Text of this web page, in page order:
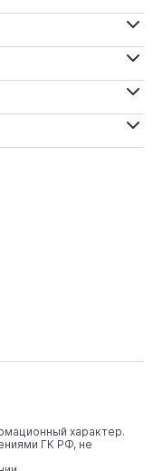
характер.
ГК РФ, не